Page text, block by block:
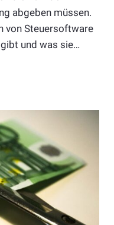
abgeben müssen.
von Steuersoftware
und was sie…